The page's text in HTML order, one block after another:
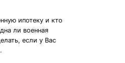
ипотеку и кто
ли военная
если у Вас